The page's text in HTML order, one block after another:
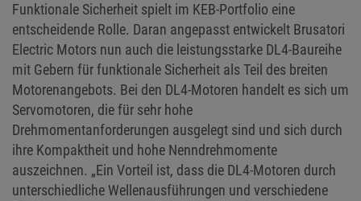
Funktionale Sicherheit spielt im KEB-Portfolio eine
entscheidende Rolle. Daran angepasst entwickelt Brusatori
Electric Motors nun auch die leistungsstarke DL4-Baureihe
mit Gebern für funktionale Sicherheit als Teil des breiten
Motorenangebots. Bei den DL4-Motoren handelt es sich um
Servomotoren, die für sehr hohe
Drehmomentanforderungen ausgelegt sind und sich durch
ihre Kompaktheit und hohe Nenndrehmomente
auszeichnen. „Ein Vorteil ist, dass die DL4-Motoren durch
unterschiedliche Wellenausführungen und verschiedene